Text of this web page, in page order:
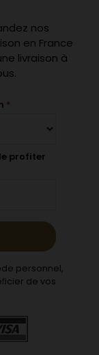
nos
en France
livraison à
*
profiter
personnel,
de vos